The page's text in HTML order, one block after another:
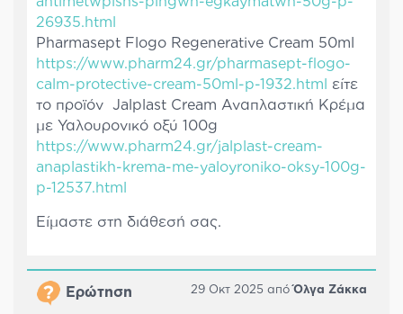
26935.html
Pharmasept Flogo Regenerative Cream 50ml
https://www.pharm24.gr/pharmasept-flogo-
calm-protective-cream-50ml-p-1932.html
είτε
το προϊόν Jalplast Cream Αναπλαστική Κρέμα
με Υαλουρονικό οξύ 100g
https://www.pharm24.gr/jalplast-cream-
anaplastikh-krema-me-yaloyroniko-oksy-100g-
p-12537.html
Είμαστε στη διάθεσή σας.
Ερώτηση 29 Οκτ 2025 απόΌλγα Ζάκκα